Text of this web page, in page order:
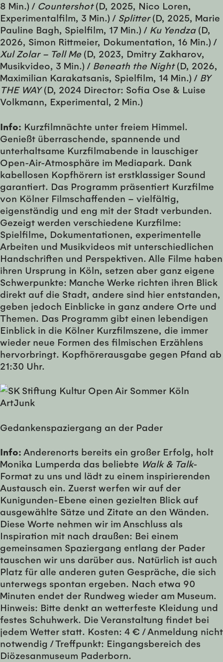
8 Min.) / Countershot(D, 2025, Nico Loren,
Experimentalfilm, 3 Min.) / Splitter(D, 2025, Marie
Pauline Bagh, Spielfilm, 17 Min.) / Ku Yendza(D,
2026, Simon Rittmeier, Dokumentation, 16 Min.) /
Xul Zolar – Tell Me (D, 2023, Dmitry Zakharov,
Musikvideo, 3 Min.) / Beneath the Night(D, 2026,
Maximilian Karakatsanis, Spielfilm, 14 Min.) / BY
THE WAY(D, 2024 Director: Sofia Ose & Luise
Volkmann, Experimental, 2 Min.)
Info: Kurzfilmnächte unter freiem Himmel.
Genießt überraschende, spannende und
unterhaltsame Kurzfilmabende in lauschiger
Open-Air-Atmosphäre im Mediapark. Dank
kabellosen Kopfhörern ist erstklassiger Sound
garantiert. Das Programm präsentiert Kurzfilme
von Kölner Filmschaffenden – vielfältig,
eigenständig und eng mit der Stadt verbunden.
Gezeigt werden verschiedene Kurzfilme:
Spielfilme, Dokumentationen, experimentelle
Arbeiten und Musikvideos mit unterschiedlichen
Handschriften und Perspektiven. Alle Filme haben
ihren Ursprung in Köln, setzen aber ganz eigene
Schwerpunkte: Manche Werke richten ihren Blick
direkt auf die Stadt, andere sind hier entstanden,
geben jedoch Einblicke in ganz andere Orte und
Themen. Das Programm gibt einen lebendigen
Einblick in die Kölner Kurzfilmszene, die immer
wieder neue Formen des filmischen Erzählens
hervorbringt. Kopfhörerausgabe gegen Pfand ab
21:30 Uhr.
Gedankenspaziergang an der Pader
Info: Anderenorts bereits ein großer Erfolg, holt
Monika Lumperda das beliebte Walk & Talk-
Format zu uns und lädt zu einem inspirierenden
Austausch ein. Zuerst werfen wir auf der
Kunigunden-Ebene einen gezielten Blick auf
ausgewählte Sätze und Zitate an den Wänden.
Diese Worte nehmen wir im Anschluss als
Inspiration mit nach draußen: Bei einem
gemeinsamen Spaziergang entlang der Pader
tauschen wir uns darüber aus. Natürlich ist auch
Platz für alle anderen guten Gespräche, die sich
unterwegs spontan ergeben. Nach etwa 90
Minuten endet der Rundweg wieder am Museum.
Hinweis: Bitte denkt an wetterfeste Kleidung und
festes Schuhwerk. Die Veranstaltung findet bei
jedem Wetter statt. Kosten: 4 € / Anmeldung nicht
notwendig / Treffpunkt: Eingangsbereich des
Diözesanmuseum Paderborn.